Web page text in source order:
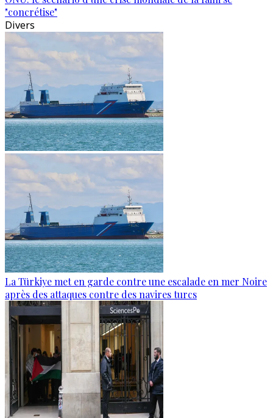
"concrétise"
Divers
La Türkiye met en garde contre une escalade en mer Noire
après des attaques contre des navires turcs